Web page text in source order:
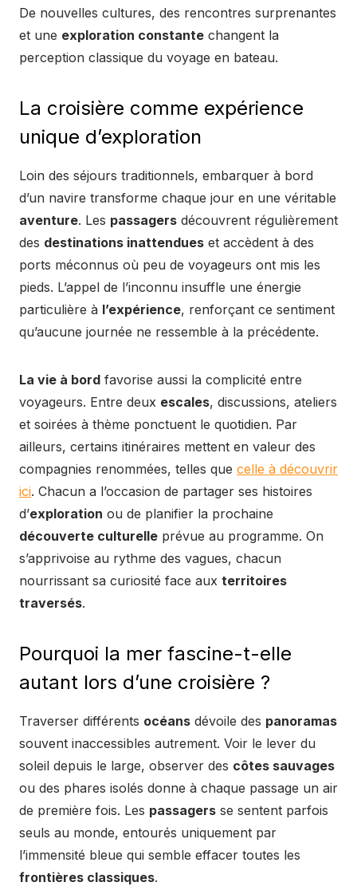
De nouvelles cultures, des rencontres surprenantes
et une exploration constante changent la
perception classique du voyage en bateau.
La croisière comme expérience
unique d’exploration
Loin des séjours traditionnels, embarquer à bord
d’un navire transforme chaque jour en une véritable
aventure. Les passagers découvrent régulièrement
des destinations inattendues et accèdent à des
ports méconnus où peu de voyageurs ont mis les
pieds. L’appel de l’inconnu insuffle une énergie
particulière à l’expérience, renforçant ce sentiment
qu’aucune journée ne ressemble à la précédente.
La vie à bord favorise aussi la complicité entre
voyageurs. Entre deux escales, discussions, ateliers
et soirées à thème ponctuent le quotidien. Par
ailleurs, certains itinéraires mettent en valeur des
compagnies renommées, telles que celle à découvrir
ici. Chacun a l’occasion de partager ses histoires
d’exploration ou de planifier la prochaine
découverte culturelle prévue au programme. On
s’apprivoise au rythme des vagues, chacun
nourrissant sa curiosité face aux territoires
traversés.
Pourquoi la mer fascine-t-elle
autant lors d’une croisière ?
Traverser différents océans dévoile des panoramas
souvent inaccessibles autrement. Voir le lever du
soleil depuis le large, observer des côtes sauvages
ou des phares isolés donne à chaque passage un air
de première fois. Les passagers se sentent parfois
seuls au monde, entourés uniquement par
l’immensité bleue qui semble effacer toutes les
frontières classiques.